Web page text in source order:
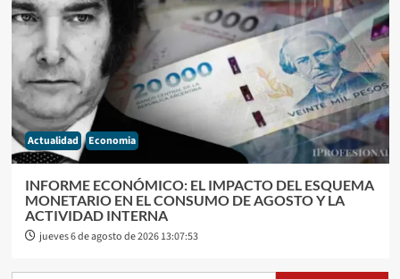
Actualidad Economia
INFORME ECONÓMICO: EL IMPACTO DEL ESQUEMA
MONETARIO EN EL CONSUMO DE AGOSTO Y LA
ACTIVIDAD INTERNA
jueves 6 de agosto de 2026 13:07:53